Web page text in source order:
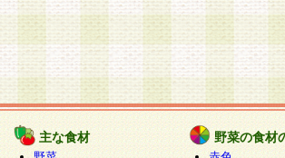
主な食材 野菜の食材